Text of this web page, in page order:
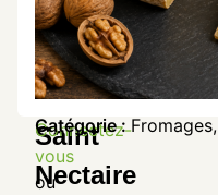
Saint
Nectaire
Connectez-
vous
ou
Catégorie :Fromages,